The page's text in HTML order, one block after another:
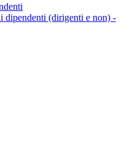
dipendenti (dirigenti e non) -